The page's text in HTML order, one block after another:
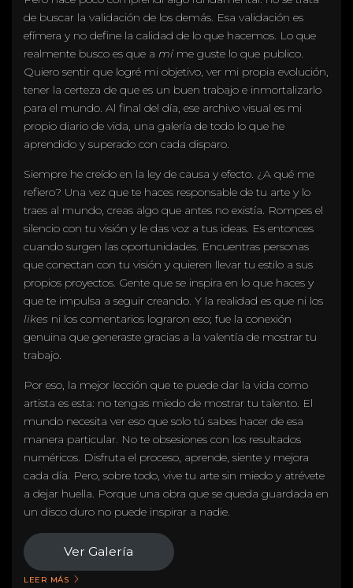
de buscar la validación de los demás. Esa validación es
efímera y no define la calidad de lo que hacemos. Lo que
realmente busco es que a míme guste lo que publico.
Quiero sentir que logré mi objetivo, ver mi propia evolución,
tener la certeza de que es un buen trabajo e inmortalizarlo
para el mundo. Al final del día, ese archivo visual es mi
propio diario de vida, una galería de todo lo que he
aprendido y superado con cada disparo.
Siempre he creído en la ley de causa y efecto. ¿A qué me
refiero? Una vez que te haces responsable de tu arte y lo
traes al mundo, creas algo que antes no existía. Rompes el
silencio con tu visión y le das voz a tus ideas. Es entonces
cuando surgen las oportunidades. Encuentras personas
que conectan con tu visión y quieren llevar tu estilo a sus
propios proyectos. Gente que se inspira en lo que haces y
que te impulsa a seguir creando. Y la realidad es que ni los
likes ni los comentarios lograron eso; fue la conexión
genuina que generaste gracias a la valentía de mostrar tu
trabajo.
Por eso, la mejor lección que te puede dar la vida como
artista es esta: no tengas miedo de mostrar tu talento. El
mundo necesita ver eso que solo tú sabes hacer de esa
manera particular. No te obsesiones con los resultados
numéricos. Disfruta el proceso, aprende, siente y mejora
cada día. Pero, sobre todo, vive tu arte sin miedo y atrévete
a dejar huella. Porque una obra que se queda guardada en
un disco duro no puede inspirar a nadie.
Ver Galería
LEER MÁS